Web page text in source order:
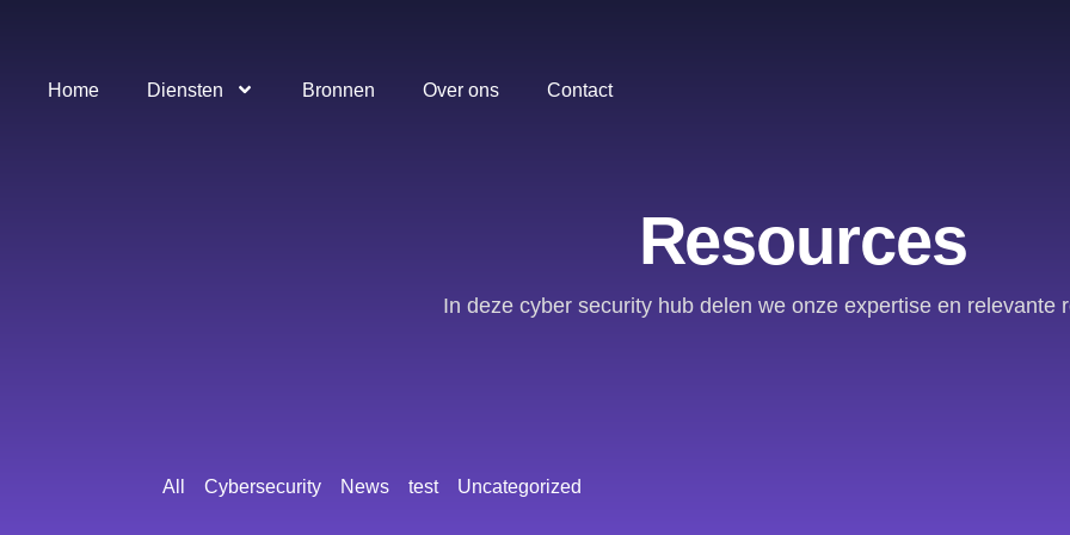
Home Diensten Bronnen Over ons Contact
Resources
In deze cyber security hub delen we onze expertise en relevante
Cybersecurity News test Uncategorized
All